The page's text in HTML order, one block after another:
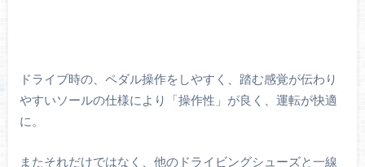
ドライブ時の、ペダル操作をしやすく、踏む感覚が伝わり
やすいソールの仕様により「操作性」が良く、運転が快適
に。
またそれだけではなく、他のドライビングシューズと一線